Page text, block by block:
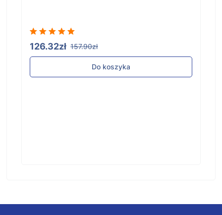
126.32zł 157.90zł
Do koszyka